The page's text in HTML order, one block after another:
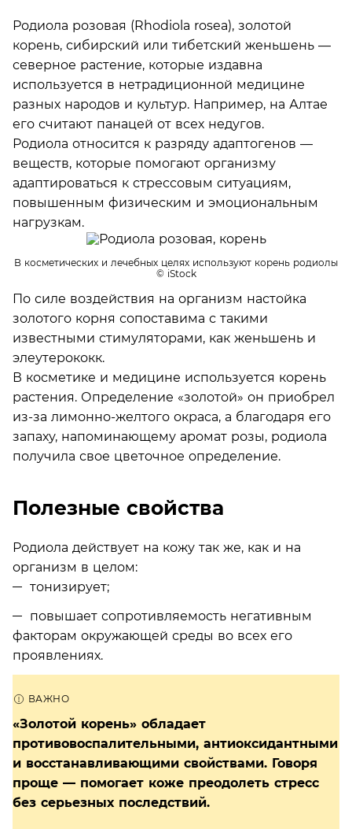
Родиола розовая (Rhodiola rosea), золотой
корень, сибирский или тибетский женьшень —
северное растение, которые издавна
используется в нетрадиционной медицине
разных народов и культур. Например, на Алтае
его считают панацей от всех недугов.
Родиола относится к разряду адаптогенов —
веществ, которые помогают организму
адаптироваться к стрессовым ситуациям,
повышенным физическим и эмоциональным
нагрузкам.
В косметических и лечебных целях используют корень родиолы
© iStock
По силе воздействия на организм настойка
золотого корня сопоставима с такими
известными стимуляторами, как женьшень и
элеутерококк.
В косметике и медицине используется корень
растения. Определение «золотой» он приобрел
из-за лимонно-желтого окраса, а благодаря его
запаху, напоминающему аромат розы, родиола
получила свое цветочное определение.
Полезные свойства
Родиола действует на кожу так же, как и на
организм в целом:
тонизирует;
повышает сопротивляемость негативным
факторам окружающей среды во всех его
проявлениях.
«Золотой корень» обладает
противовоспалительными, антиоксидантными
и восстанавливающими свойствами. Говоря
проще — помогает коже преодолеть стресс
без серьезных последствий.